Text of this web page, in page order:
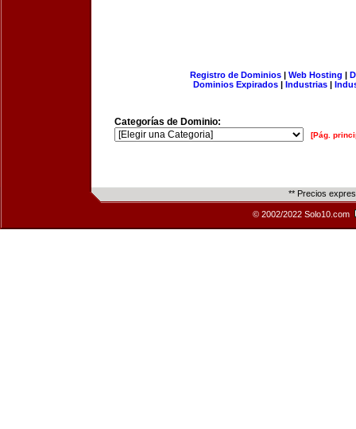
Registro de Dominios| Web Hosting |
Dominios Expirados | Industrias |
Categorías de Dominio:
[Pág.
** Precios
© 2002/2022 Solo10.com